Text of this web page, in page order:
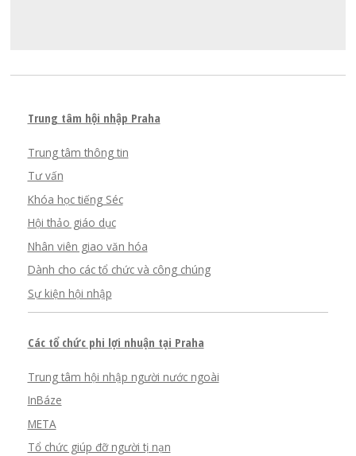
Trung tâm hội nhập Praha
Trung tâm thông tin
Tư vấn
Khóa học tiếng Séc
Hội thảo giáo dục
Nhân viên giao văn hóa
Dành cho các tổ chức và công chúng
Sự kiện hội nhập
Các tổ chức phi lợi nhuận tại Praha
Trung tâm hội nhập người nước ngoài
InBáze
META
Tổ chức giúp đỡ người tị nạn